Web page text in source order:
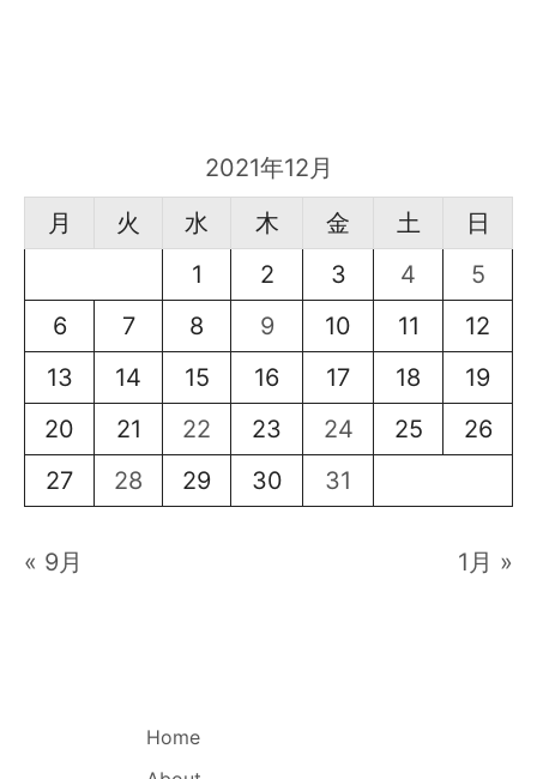
2021年12月
月
火 水 木 金 土
日
1
2 3 4
5
6
7 8 9 10 11
12
13
14 15 16 17 18
19
20
21 22 23 24 25
26
27
28 29 30 31
« 9月 1月 »
Home